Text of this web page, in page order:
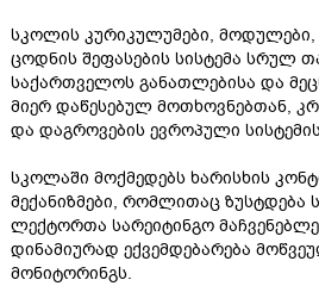
სკოლის კურიკულუმები, მოდულები,
ცოდნის შეფასების სისტემა სრულ
საქართველოს განათლებისა და
მიერ დაწესებულ მოთხოვნებთან,
და დაგროვების ევროპული
სკოლაში მოქმედებს ხარისხის
მექანიზმები, რომლითაც ზუსტდება
ლექტორთა სარეიტინგო
დინამიურად ექვემდებარება
მონიტორინგს.